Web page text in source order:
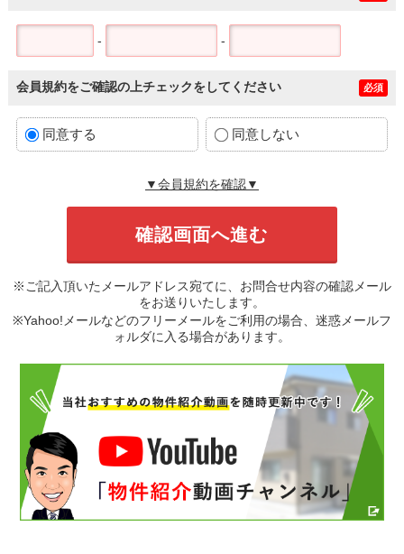
- -
会員規約をご確認の上チェックをしてください 必須
同意する 同意しない
▼会員規約を確認▼
※ご記入頂いたメールアドレス宛てに、お問合せ内容の確認メール
をお送りいたします。
※Yahoo!メールなどのフリーメールをご利用の場合、迷惑メールフ
ォルダに入る場合があります。